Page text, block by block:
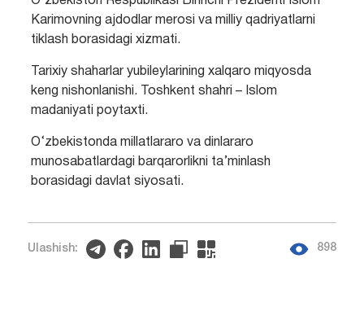
Karimovning ajdodlar merosi va milliy qadriyatlarni
tiklash borasidagi xizmati.
Tarixiy shaharlar yubileylarining xalqaro miqyosda
keng nishonlanishi. Toshkent shahri – Islom
madaniyati poytaxti.
O‘zbekistonda millatlararo va dinlararo
munosabatlardagi barqarorlikni ta’minlash
borasidagi davlat siyosati.
Ulashish: 898